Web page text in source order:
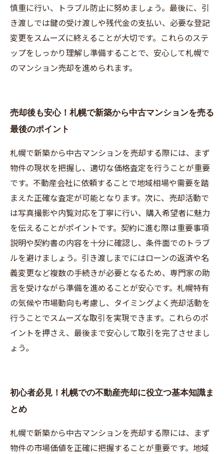
慎重に行い、トラブル防止に努めましょう。最後に、引
き渡しでは鍵の受け渡しや残代金の支払い、必要な登記
変更をスムーズに終えることが大切です。これらのステ
ップをしっかり理解し準備することで、安心して札幌で
のマンション売却を進められます。
売却後も安心！札幌で新築から中古マンションを売る
最後のポイント
札幌で新築から中古マンションを売却する際には、まず
物件の現状を把握し、適切な価格査定を行うことが重要
です。不動産会社に依頼することで地域相場や需要を踏
まえた正確な査定が可能となります。次に、売却活動で
は写真撮影や内覧対応を丁寧に行い、購入希望者に魅力
を伝えることがポイントです。契約に進む際は重要事項
説明や契約書の内容を十分に確認し、条件面でのトラブ
ルを避けましょう。引き渡しまでにはローンの返済や名
義変更など複数の手続きが必要となるため、専門家の助
言を受けながら準備を進めることが安心です。札幌特有
の気候や市場動向も考慮し、タイミングよく売却活動を
行うことでスムーズな取引を実現できます。これらのポ
イントを押さえ、最後まで安心して取引を完了させまし
ょう。
初心者必見！札幌での不動産売却に役立つ基本知識ま
とめ
札幌で新築から中古マンションを売却する際には、まず
物件の市場価値を正確に把握することが重要です。地域